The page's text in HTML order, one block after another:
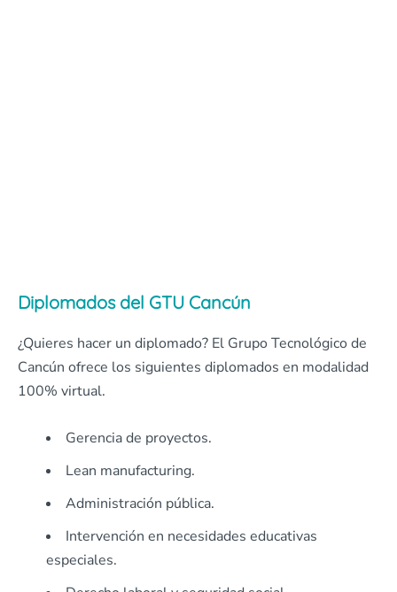
Diplomados del GTU Cancún
¿Quieres hacer un diplomado? El Grupo Tecnológico de
Cancún ofrece los siguientes diplomados en modalidad
100% virtual.
Gerencia de proyectos.
Lean manufacturing.
Administración pública.
Intervención en necesidades educativas
especiales.